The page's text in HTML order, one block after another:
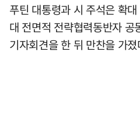
푸틴 대통령과 시 주석은 확
대 전면적 전략협력동반자
기자회견을 한 뒤 만찬을 가졌